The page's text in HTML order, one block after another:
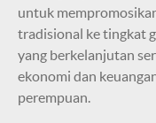
untuk
tradisional ke tingkat
yang berkelanjutan
ekonomi dan
perempuan.